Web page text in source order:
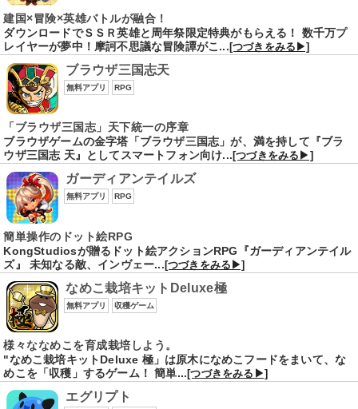
建国×冒険×英雄バトルが融合！
ダウンロードでＳＳＲ英雄と周年祭限定特典がもらえる！ 数千万プ
レイヤーが夢中！摩訶不思議な冒険譚がこ...[つづきをみる▶]
ブラウザ三国志天
無料アプリ RPG
「ブラウザ三国志」天下統一の序章
ブラウザゲームの金字塔「ブラウザ三国志」が、満を持して『ブラ
ウザ三国志 天』としてスマートフォン向け...[つづきをみる▶]
ガーディアンテイルズ
無料アプリ RPG
簡単操作のドット絵RPG
KongStudiosが贈るドット絵アクションRPG『ガーディアンテイル
ズ』 未知なる敵、インヴェー...[つづきをみる▶]
なめこ栽培キットDeluxe極
無料アプリ 収穫ゲーム
様々ななめこを育成栽培しよう。
"なめこ栽培キットDeluxe 極」は原木になめこフードをまいて、な
めこを「収穫」するゲーム！ 簡単...[つづきをみる▶]
エグリプト